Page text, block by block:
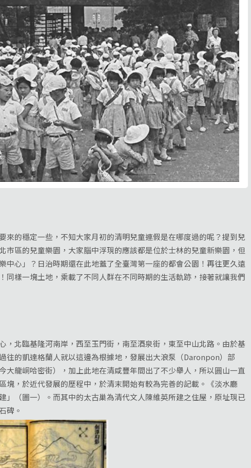
的穩定一些，不知大家月初的清明兒童連假是在哪度過的呢？提到兒
區的兒童樂園，大家腦中浮現的應該都是位於士林的兒童新樂園，但
中心」？日治時期還在此地蓋了全臺灣第一座的都會公園！再往更久遠
同樣一塊土地，乘載了不同人群在不同時期的生活軌跡，接著就讓我們
，北臨基隆河南岸，西至玉門街，南至酒泉街，東至中山北路。由於基
往的凱達格蘭人就以這邊為根據地，發展出大浪泵（Daronpon）部
龍峒哈密街），加上此地在清咸豐年間出了不少舉人，所以圓山一直
塊，於近代發展的歷程中，於清末開始有較為完善的記載。《淡水廳
」（圖一）。而其中的太古巢為清代文人陳維英所建之住屋，原址現已
碑。